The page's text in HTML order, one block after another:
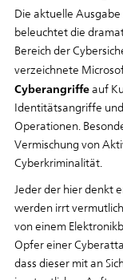
Die aktuelle
beleuchtet die
Bereich der
verzeichnete
Cyberangriffeauf
Identitätsangriffe
Operationen.
Vermischung von
Cyberkriminalität.
Jeder der hier denkt
werden irrt
von einem
Opfer einer
dass dieser mit an